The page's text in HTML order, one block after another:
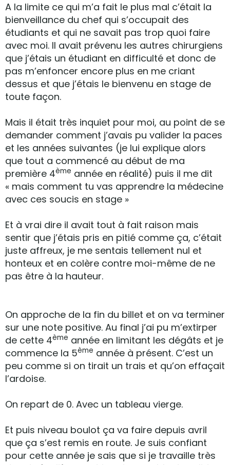
A la limite ce qui m’a fait le plus mal c’était la
bienveillance du chef qui s’occupait des
étudiants et qui ne savait pas trop quoi faire
avec moi. Il avait prévenu les autres chirurgiens
que j’étais un étudiant en difficulté et donc de
pas m’enfoncer encore plus en me criant
dessus et que j’étais le bienvenu en stage de
toute façon.
Mais il était très inquiet pour moi, au point de se
demander comment j’avais pu valider la paces
et les années suivantes (je lui explique alors
que tout a commencé au début de ma
première 4ème année en réalité) puis il me dit
« mais comment tu vas apprendre la médecine
avec ces soucis en stage »
Et à vrai dire il avait tout à fait raison mais
sentir que j’étais pris en pitié comme ça, c’était
juste affreux, je me sentais tellement nul et
honteux et en colère contre moi-même de ne
pas être à la hauteur.
On approche de la fin du billet et on va terminer
sur une note positive. Au final j’ai pu m’extirper
de cette 4ème année en limitant les dégâts et je
commence la 5ème année à présent. C’est un
peu comme si on tirait un trais et qu’on effaçait
l’ardoise.
On repart de 0. Avec un tableau vierge.
Et puis niveau boulot ça va faire depuis avril
que ça s’est remis en route. Je suis confiant
pour cette année je sais que si je travaille très